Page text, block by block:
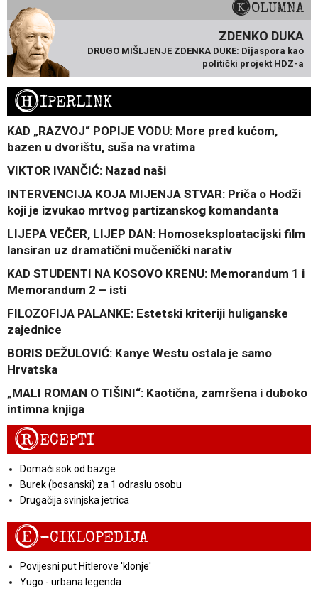
KOLUMNA
ZDENKO DUKA
DRUGO MIŠLJENJE ZDENKA DUKE: Dijaspora kao
politički projekt HDZ-a
HIPERLINK
KAD „RAZVOJ“ POPIJE VODU: More pred kućom,
bazen u dvorištu, suša na vratima
VIKTOR IVANČIĆ: Nazad naši
INTERVENCIJA KOJA MIJENJA STVAR: Priča o Hodži
koji je izvukao mrtvog partizanskog komandanta
LIJEPA VEČER, LIJEP DAN: Homoseksploatacijski film
lansiran uz dramatični mučenički narativ
KAD STUDENTI NA KOSOVO KRENU: Memorandum 1 i
Memorandum 2 – isti
FILOZOFIJA PALANKE: Estetski kriteriji huliganske
zajednice
BORIS DEŽULOVIĆ: Kanye Westu ostala je samo
Hrvatska
„MALI ROMAN O TIŠINI“: Kaotična, zamršena i duboko
intimna knjiga
RECEPTI
Domaći sok od bazge
Burek (bosanski) za 1 odraslu osobu
Drugačija svinjska jetrica
E-CIKLOPEDIJA
Povijesni put Hitlerove 'klonje'
Yugo - urbana legenda